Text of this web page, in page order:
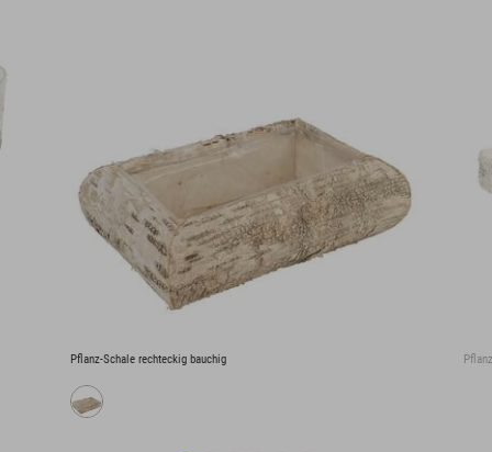
Pflanz-Schale rechteckig bauchig